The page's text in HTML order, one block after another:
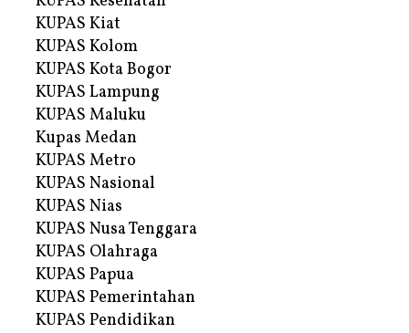
KUPAS Kiat
KUPAS Kolom
KUPAS Kota Bogor
KUPAS Lampung
KUPAS Maluku
Kupas Medan
KUPAS Metro
KUPAS Nasional
KUPAS Nias
KUPAS Nusa Tenggara
KUPAS Olahraga
KUPAS Papua
KUPAS Pemerintahan
KUPAS Pendidikan